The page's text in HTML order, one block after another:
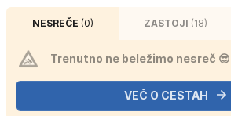
NESREČE (0) ZASTOJI (18)
Trenutno ne beležimo nesreč 😎
VEČ O CESTAH